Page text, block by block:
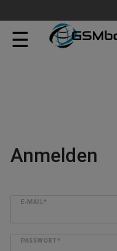
☰
Anmelden
E-MAIL*
PASSWORT*